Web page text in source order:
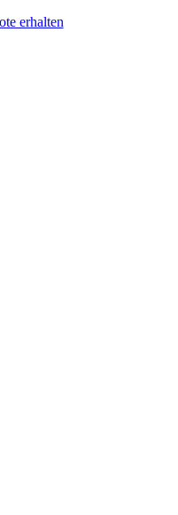
erhalten